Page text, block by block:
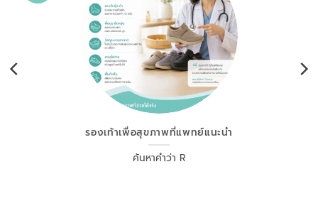
รองเท้าเพื่อสุขภาพที่แพทย์แนะนำ
ค้นหาคำว่า R